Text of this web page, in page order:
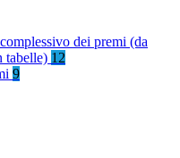
dei premi (da
tabelle) 12
9